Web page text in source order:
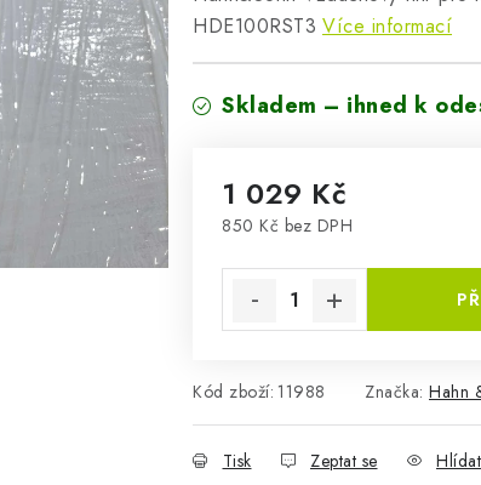
HDE100RST3 Více informací
Skladem – ihned k
1 029 Kč
850 Kč bez DPH
Kód zboží: 11988 Značka: Hahn
Tisk Zeptat se Hlídat